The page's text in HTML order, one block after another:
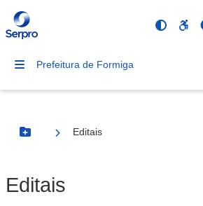
Prefeitura de Formiga
Botão Menu
Editais
Editais